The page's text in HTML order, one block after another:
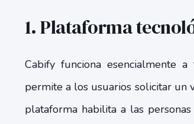
1. Plataforma
Cabify funciona esencialmente
permite a los usuarios solicitar un
plataforma habilita a las